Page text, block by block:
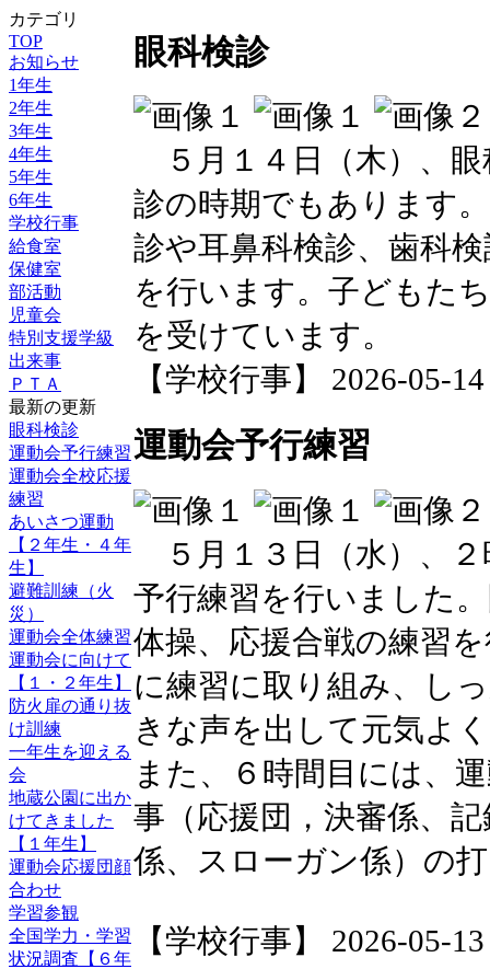
カテゴリ
TOP
お知らせ
1年生
2年生
3年生
4年生
5年生
6年生
学校行事
給食室
保健室
部活動
児童会
特別支援学級
出来事
ＰＴＡ
最新の更新
眼科検診
運動会予行練習
運動会全校応援
練習
あいさつ運動
【２年生・４年
生】
避難訓練（火
災）
運動会全体練習
運動会に向けて
【１・２年生】
防火扉の通り抜
け訓練
一年生を迎える
会
地蔵公園に出か
けてきました
【１年生】
運動会応援団顔
合わせ
学習参観
全国学力・学習
状況調査【６年
眼科検診
５月１４日（木）、
診の時期でもあります
診や耳鼻科検診、歯科
を行います。子どもた
を受けています。
【学校行事】 2026-05-
運動会予行練習
５月１３日（水）、２
予行練習を行いました
体操、応援合戦の練習
に練習に取り組み、し
きな声を出して元気よ
また、６時間目には、
事（応援団，決審係、
係、スローガン係）の
【学校行事】 2026-05-